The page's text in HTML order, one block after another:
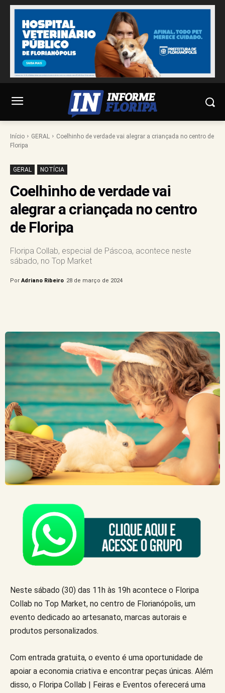
Início GERAL
Coelhinho de verdade vai alegrar a criançada no centro de
Floripa
GERAL NOTÍCIA
Coelhinho de verdade vai
alegrar a criançada no centro
de Floripa
Floripa Collab, especial de Páscoa, acontece neste
sábado, no Top Market
Por Adriano Ribeiro 28 de março de 2024
Neste sábado (30) das 11h às 19h acontece o Floripa
Collab no Top Market, no centro de Florianópolis, um
evento dedicado ao artesanato, marcas autorais e
produtos personalizados.
Com entrada gratuita, o evento é uma oportunidade de
apoiar a economia criativa e encontrar peças únicas. Além
disso, o Floripa Collab | Feiras e Eventos oferecerá uma